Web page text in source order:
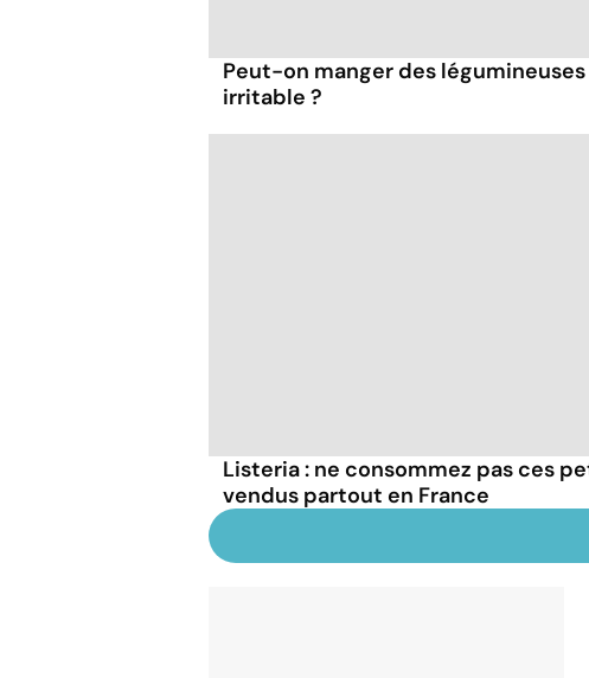
Peut-on manger des
irritable ?
Listeria : ne consommez pas ces
vendus partout en France